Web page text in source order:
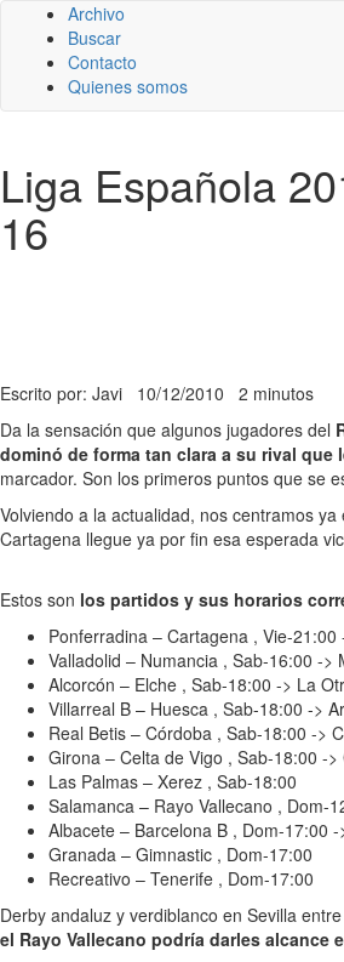
Archivo
Buscar
Contacto
Quienes somos
Liga Española
16
Escrito por: Javi 10/12/2010 2 minutos
Da la sensación que algunos jugadores del
dominó de forma tan clara a su rival
marcador. Son los primeros puntos que se
Volviendo a la actualidad, nos centramos
Cartagena llegue ya por fin esa esperada
Estos son los partidos y sus horarios
Ponferradina – Cartagena , Vie-
Valladolid – Numancia , Sab-16:00 ->
Alcorcón – Elche , Sab-18:00 -> La
Villarreal B – Huesca , Sab-18:00 ->
Real Betis – Córdoba , Sab-18:00 ->
Girona – Celta de Vigo , Sab-18:00 ->
Las Palmas – Xerez , Sab-18:00
Salamanca – Rayo Vallecano , Dom-
Albacete – Barcelona B , Dom-17:00
Granada – Gimnastic , Dom-17:00
Recreativo – Tenerife , Dom-17:00
Derby andaluz y verdiblanco en Sevilla entre
el Rayo Vallecano podría darles alcance